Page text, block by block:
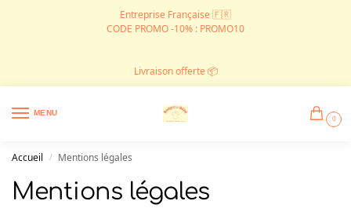
Entreprise Française 🇫🇷
CODE PROMO -10% : PROMO10
Livraison offerte 📦
MENU
0
Accueil / Mentions légales
Mentions légales